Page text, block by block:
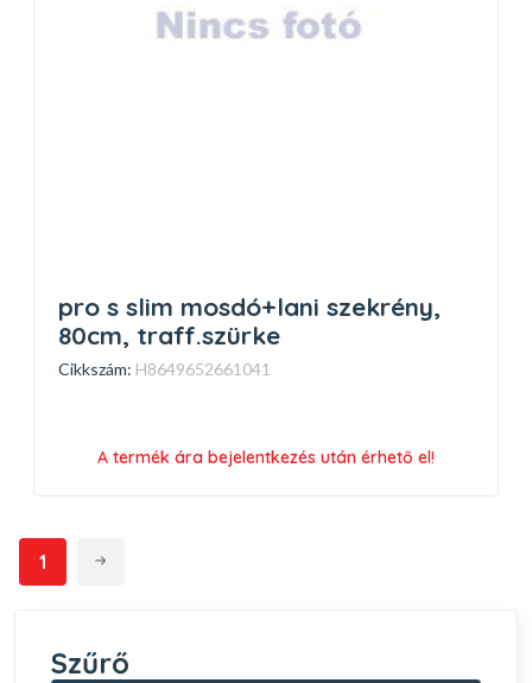
pro s slim mosdó+lani szekrény,
80cm, traff.szürke
Cikkszám: H8649652661041
A termék ára bejelentkezés után érhető el!
1
Szűrő